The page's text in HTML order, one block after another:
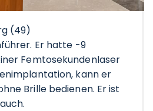
(49)
Er hatte -9
Femtosekundenlaser
kann er
Brille bedienen. Er ist